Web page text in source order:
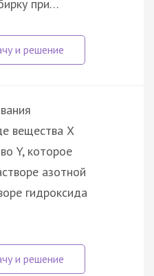
при…
вещества X
Y, которое
азотной
гидроксида